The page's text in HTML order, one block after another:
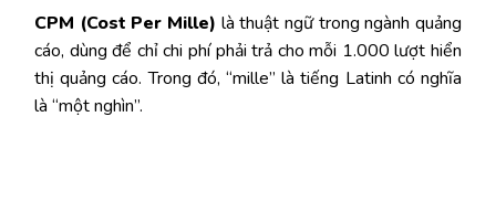
CPM (Cost Per Mille) là thuật ngữ trong ngành quảng
cáo, dùng để chỉ chi phí phải trả cho mỗi 1.000 lượt hiển
thị quảng cáo. Trong đó, “mille” là tiếng Latinh có nghĩa
là “một nghìn”.